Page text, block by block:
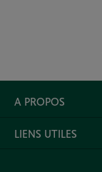
A PROPOS
LIENS UTILES